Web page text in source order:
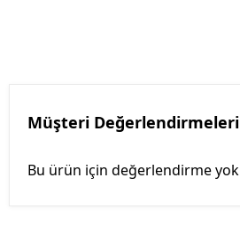
Müşteri Değerlendirmeleri
Bu ürün için değerlendirme yok